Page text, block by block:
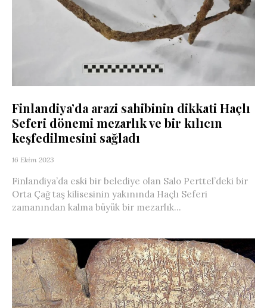
Finlandiya’da arazi sahibinin dikkati Haçlı
Seferi dönemi mezarlık ve bir kılıcın
keşfedilmesini sağladı
16 Ekim 2023
Finlandiya’da eski bir belediye olan Salo Perttel’deki bir
Orta Çağ taş kilisesinin yakınında Haçlı Seferi
zamanından kalma büyük bir mezarlık...